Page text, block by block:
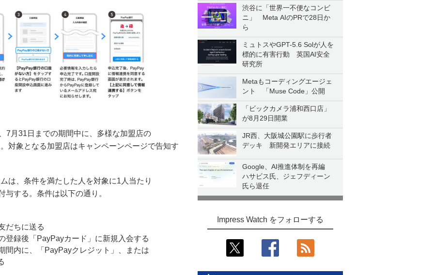
渋谷に「世界一不便なコンビ
ニ」 Meta AIのPRで28日か
ら
ミュトスやGPT-5.6 Solが人を
標的に有害行動 英国AI安全
研究所
Metaもコーディングエージェ
ント 「Muse Code」公開
「ビックカメラ浦和西口店」
が8月29日開業
JR西、大阪城公園駅に歩行者
デッキ 新開発エリアに接続
Google、AI推進体制を再編
ハサビス氏、ジェフディーン
氏ら退任
Impress Watch をフォローする
7月31日までの期間中に、多様な加盟店の
対象となる加盟店はキャンペーンページで告知す
は、条件を満たした人を対象に1人当たり
する。条件は以下の通り。
だちに送る
登録後「PayPayカード」に新規入会する
間内に、「PayPayクレジット」、または